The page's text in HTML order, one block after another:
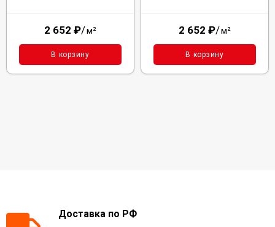
2 652 ₽/м²
В корзину
2 652 ₽/м²
В корзину
Доставка по РФ